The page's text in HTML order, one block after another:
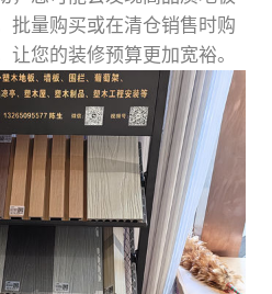
批量购买或在清仓销售时购
您的装修预算更加宽裕。